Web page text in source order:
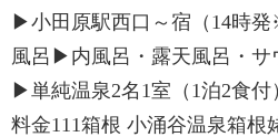
▶小田原駅西口～宿（14時
風呂▶内風呂・露天風呂・
▶単純温泉2名1室（1泊2食付
料金111箱根 小涌谷温泉箱根